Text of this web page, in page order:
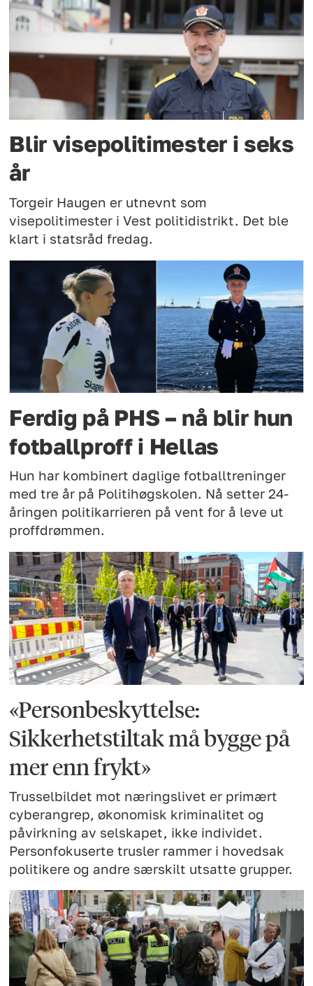
Blir visepolitimester i seks
år
Torgeir Haugen er utnevnt som
visepolitimester i Vest politidistrikt. Det ble
klart i statsråd fredag.
Ferdig på PHS – nå blir hun
fotballproff i Hellas
Hun har kombinert daglige fotballtreninger
med tre år på Politihøgskolen. Nå setter 24-
åringen politikarrieren på vent for å leve ut
proffdrømmen.
«Personbeskyttelse:
Sikkerhetstiltak må bygge på
mer enn frykt»
Trusselbildet mot næringslivet er primært
cyberangrep, økonomisk kriminalitet og
påvirkning av selskapet, ikke individet.
Personfokuserte trusler rammer i hovedsak
politikere og andre særskilt utsatte grupper.